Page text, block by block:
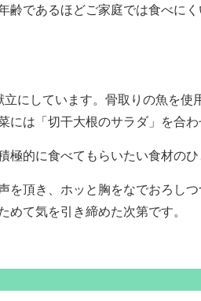
であるほどご家庭では食べにく
にしています。骨取りの魚を使
は「切干大根のサラダ」を合わ
的に食べてもらいたい食材のひ
頂き、ホッと胸をなでおろしつ
めて気を引き締めた次第です。